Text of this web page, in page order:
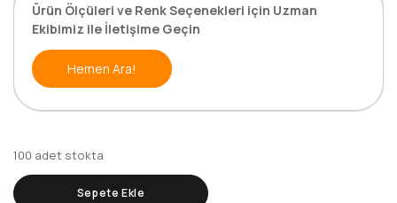
Ürün Ölçüleri ve Renk Seçenekleri için Uzman
Ekibimiz ile İletişime Geçin
Hemen Ara!
100 adet stokta
Sepete Ekle